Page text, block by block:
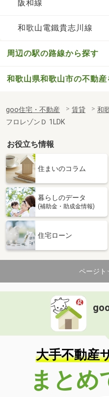
阪和線
和歌山電鐵貴志川線
周辺の駅の路線から探す
和歌山県和歌山市の不動産
goo住宅・不動産 賃貸 和
フロレゾンＤ 1LDK
お役立ち情報
住まいのコラム
暮らしのデータ
(補助金・助成金情報)
住宅ローン
ページト
大手不動産
まとめ